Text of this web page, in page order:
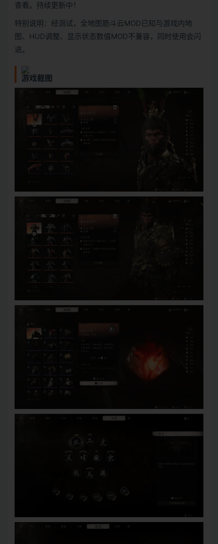
查看。持续更新中！
特别说明：经测试，全地图筋斗云MOD已知与游戏内地
图、HUD调整、显示状态数值MOD不兼容，同时使用会闪
退。
游戏截图